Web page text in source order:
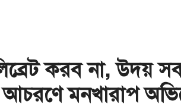
করব না, উদয়
আচরণে মনখারাপ